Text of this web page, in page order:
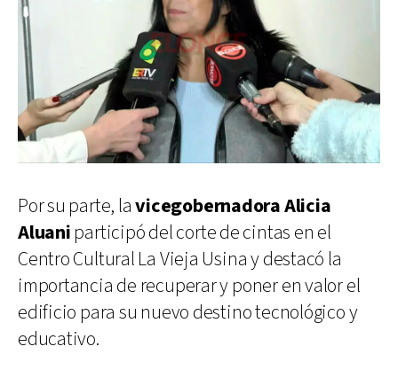
Por su parte, lavicegobernadora Alicia
Aluaniparticipó del corte de cintas en el
Centro Cultural La Vieja Usina y destacó la
importancia de recuperar y poner en valor el
edificio para su nuevo destino tecnológico y
educativo.